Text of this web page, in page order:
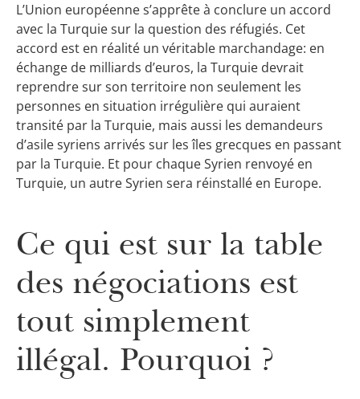
L’Union européenne s’apprête à conclure un accord
avec la Turquie sur la question des réfugiés. Cet
accord est en réalité un véritable marchandage: en
échange de milliards d’euros, la Turquie devrait
reprendre sur son territoire non seulement les
personnes en situation irrégulière qui auraient
transité par la Turquie, mais aussi les demandeurs
d’asile syriens arrivés sur les îles grecques en passant
par la Turquie. Et pour chaque Syrien renvoyé en
Turquie, un autre Syrien sera réinstallé en Europe.
Ce qui est sur la table
des négociations est
tout simplement
illégal. Pourquoi ?